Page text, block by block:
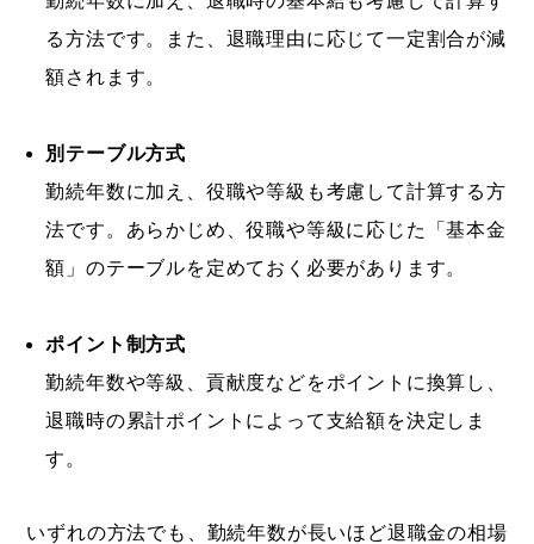
る方法です。また、退職理由に応じて一定割合が減
額されます。
別テーブル方式
勤続年数に加え、役職や等級も考慮して計算する方
法です。あらかじめ、役職や等級に応じた「基本金
額」のテーブルを定めておく必要があります。
ポイント制方式
勤続年数や等級、貢献度などをポイントに換算し、
退職時の累計ポイントによって支給額を決定しま
す。
いずれの方法でも、勤続年数が長いほど退職金の相場